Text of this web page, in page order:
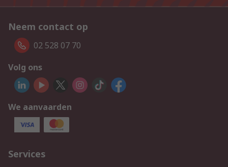
Neem contact op
02 528 07 70
Volg ons
We aanvaarden
Services